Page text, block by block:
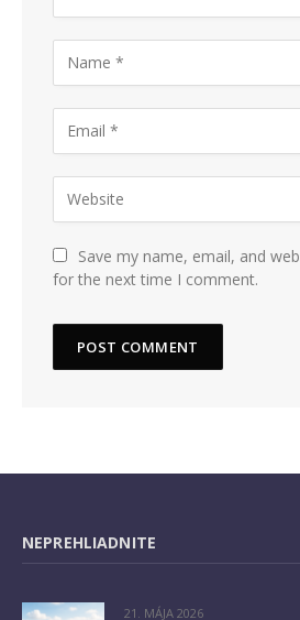
Save my name, email, and
for the next time I comment.
NEPREHLIADNITE
21. MÁJA 2026